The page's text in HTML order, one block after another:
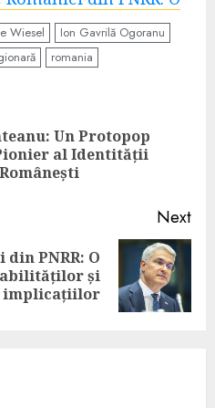
Wiesel
Ion Gavrilă Ogoranu
romania
Un Protopop
al Identității
Next
PNRR: O
și
implicațiilor